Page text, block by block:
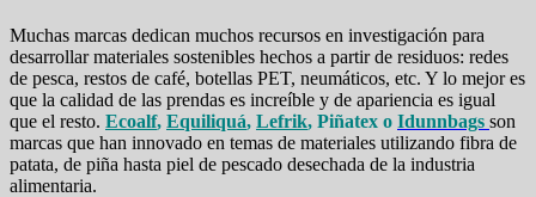
Muchas marcas dedican muchos recursos en investigación para
desarrollar materiales sostenibles hechos a partir de residuos: redes
de pesca, restos de café, botellas PET, neumáticos, etc. Y lo mejor es
que la calidad de las prendas es increíble y de apariencia es igual
que el resto. Ecoalf, Equiliquá, Lefrik, Piñatex o Idunnbags son
marcas que han innovado en temas de materiales utilizando fibra de
patata, de piña hasta piel de pescado desechada de la industria
alimentaria.